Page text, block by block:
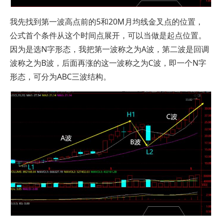
我先找到第一波高点前的5和20M月均线金叉点的位置，
公式首个条件从这个时间点展开，可以当做是起点位置。
因为是选N字形态，我把第一波称之为A波，第二波是回调
波称之为B波，后面再涨的这一波称之为C波，即一个N字
形态，可分为ABC三波结构。